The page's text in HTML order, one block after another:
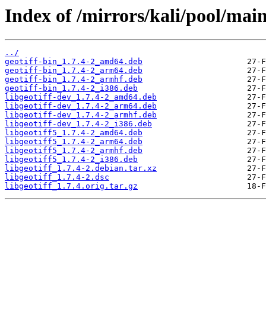
Index of /mirrors/kali/pool/
../
geotiff-bin_1.7.4-2_amd64.deb
geotiff-bin_1.7.4-2_arm64.deb
geotiff-bin_1.7.4-2_armhf.deb
geotiff-bin_1.7.4-2_i386.deb
libgeotiff-dev_1.7.4-2_amd64.deb
libgeotiff-dev_1.7.4-2_arm64.deb
libgeotiff-dev_1.7.4-2_armhf.deb
libgeotiff-dev_1.7.4-2_i386.deb
libgeotiff5_1.7.4-2_amd64.deb
libgeotiff5_1.7.4-2_arm64.deb
libgeotiff5_1.7.4-2_armhf.deb
libgeotiff5_1.7.4-2_i386.deb
libgeotiff_1.7.4-2.debian.tar.xz
libgeotiff_1.7.4-2.dsc
libgeotiff_1.7.4.orig.tar.gz